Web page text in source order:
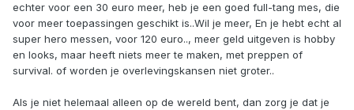
echter voor een 30 euro meer, heb je een goed full-tang mes, die
voor meer toepassingen geschikt is..Wil je meer, En je hebt echt al
super hero messen, voor 120 euro.., meer geld uitgeven is hobby
en looks, maar heeft niets meer te maken, met preppen of
survival. of worden je overlevingskansen niet groter..
Als je niet helemaal alleen op de wereld bent, dan zorg je dat je